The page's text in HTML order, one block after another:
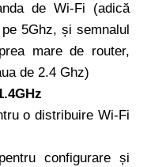
de Wi-Fi (adică
5Ghz, și semnalul
mare de router,
de 2.4 Ghz)
o distribuire Wi-Fi
configurare și